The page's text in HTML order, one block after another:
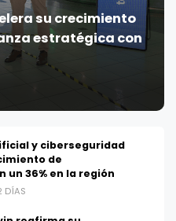
su crecimiento
estratégica con
y ciberseguridad
de
un 36% en la región
DÍAS